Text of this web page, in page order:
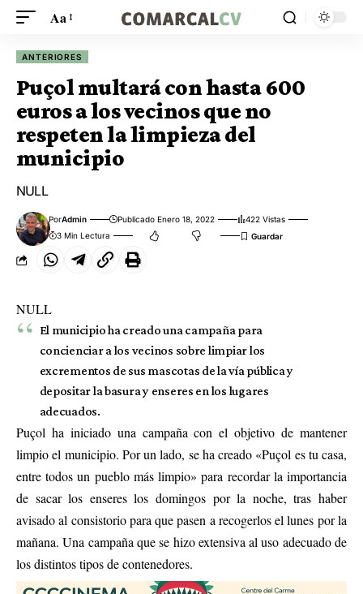
Aa
ANTERIORES
Puçol multará con hasta 600
euros a los vecinos que no
respeten la limpieza del
municipio
NULL
PorAdmin Publicado Enero 18, 2022
422 Vistas
3 Min Lectura
NULL
El municipio ha creado una campaña para
concienciar a los vecinos sobre limpiar los
excrementos de sus mascotas de la vía pública y
depositar la basura y enseres en los lugares
adecuados.
Puçol ha iniciado una campaña con el objetivo de mantener
limpio el municipio. Por un lado, se ha creado «Puçol es tu casa,
entre todos un pueblo más limpio» para recordar la importancia
de sacar los enseres los domingos por la noche, tras haber
avisado al consistorio para que pasen a recogerlos el lunes por la
mañana. Una campaña que se hizo extensiva al uso adecuado de
los distintos tipos de contenedores.